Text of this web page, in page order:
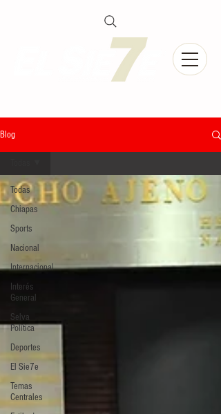
Blog
Todas
Chiapas
Sports
Nacional
Internacional
Interés
General
Selva
Política
Deportes
El Sie7e
Temas
Centrales